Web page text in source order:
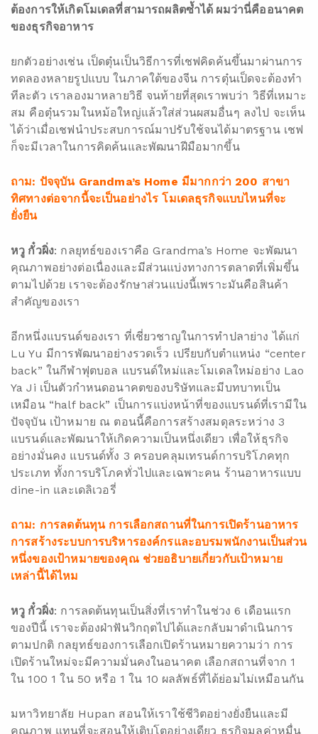
ต้องการให้เกิดโมเดลที่สามารถผลิตซ้ำได้ ผมว่านี่คืออนาคต
ของธุรกิจอาหาร
ยกตัวอย่างเช่น เป็ดตุ๋นเป็นวิธีการที่เชฟคิดค้นขึ้นมาผ่านการ
ทดลองหลายรูปแบบ ในภาคใต้ของจีน การตุ๋นเป็ดจะต้องทำ
ทีละตัว เราลองมาหลายวิธี จนท้ายที่สุดเราพบว่า วิธีที่เหมาะ
สม คือตุ๋นรวมในหม้อใหญ่แล้วใส่ส่วนผสมอื่นๆ ลงไป จะเห็น
ได้ว่าเมื่อเชฟนำประสบการณ์มาปรับใช้จนได้มาตรฐาน เชฟ
ก็จะมีเวลาในการคิดค้นและพัฒนาฝีมือมากขึ้น
ถาม: ปัจจุบัน Grandma’s Home มีมากกว่า 200 สาขา
ทิศทางต่อจากนี้จะเป็นอย่างไร โมเดลธุรกิจแบบไหนที่จะ
ยั่งยืน
หวู กั๋วผิ่ง: กลยุทธ์ของเราคือ Grandma’s Home จะพัฒนา
คุณภาพอย่างต่อเนื่องและมีส่วนแบ่งทางการตลาดที่เพิ่มขึ้น
ตามไปด้วย เราจะต้องรักษาส่วนแบ่งนี้เพราะมันคือสินค้า
สำคัญของเรา
อีกหนึ่งแบรนด์ของเรา ที่เชี่ยวชาญในการทำปลาย่าง ได้แก่
Lu Yu มีการพัฒนาอย่างรวดเร็ว เปรียบกับตำแหน่ง “center
back” ในกีฬาฟุตบอล แบรนด์ใหม่และโมเดลใหม่อย่าง Lao
Ya Ji เป็นตัวกำหนดอนาคตของบริษัทและมีบทบาทเป็น
เหมือน “half back” เป็นการแบ่งหน้าที่ของแบรนด์ที่เรามีใน
ปัจจุบัน เป้าหมาย ณ ตอนนี้คือการสร้างสมดุลระหว่าง 3
แบรนด์และพัฒนาให้เกิดความเป็นหนึ่งเดียว เพื่อให้ธุรกิจ
อย่างมั่นคง แบรนด์ทั้ง 3 ครอบคลุมเทรนด์การบริโภคทุก
ประเภท ทั้งการบริโภคทั่วไปและเฉพาะคน ร้านอาหารแบบ
dine-in และเดลิเวอรี่
ถาม: การลดต้นทุน การเลือกสถานที่ในการเปิดร้านอาหาร
การสร้างระบบการบริหารองค์กรและอบรมพนักงานเป็นส่วน
หนึ่งของเป้าหมายของคุณ ช่วยอธิบายเกี่ยวกับเป้าหมาย
เหล่านี้ได้ไหม
หวู กั๋วผิ่ง: การลดต้นทุนเป็นสิ่งที่เราทำในช่วง 6 เดือนแรก
ของปีนี้ เราจะต้องฝ่าฟันวิกฤตไปได้และกลับมาดำเนินการ
ตามปกติ กลยุทธ์ของการเลือกเปิดร้านหมายความว่า การ
เปิดร้านใหม่จะมีความมั่นคงในอนาคต เลือกสถานที่จาก 1
ใน 100 1 ใน 50 หรือ 1 ใน 10 ผลลัพธ์ที่ได้ย่อมไม่เหมือนกัน
มหาวิทยาลัย Hupan สอนให้เราใช้ชีวิตอย่างยั่งยืนและมี
คุณภาพ แทนที่จะสอนให้เติบโตอย่างเดียว ธุรกิจมูลค่าหมื่น